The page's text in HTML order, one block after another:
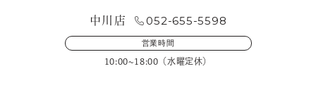
中川店 052-655-5598
営業時間
10:00~18:00（水曜定休）